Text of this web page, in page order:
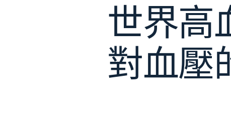
世界高
對血壓